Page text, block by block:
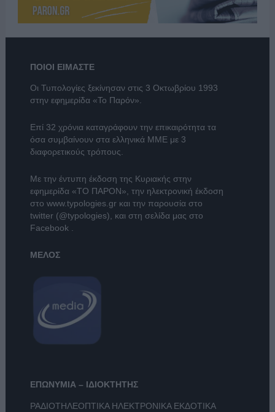
ΠΟΙΟΙ ΕΙΜΑΣΤΕ
Οι Τυπολογίες ξεκίνησαν στις 3 Οκτωβρίου 1993
στην εφημερίδα «Το Παρόν».
Επί 32 χρόνια καταγράφουν την επικαιρότητα τα
όσα συμβαίνουν στα ελληνικά ΜΜΕ με 3
διαφορετικούς τρόπους.
Με την έντυπη έκδοση της Κυριακής στην
εφημερίδα «ΤΟ ΠΑΡΟΝ» , την ηλεκτρονική έκδοση
στο www.typologies.grκαι την παρουσία στο
twitter (@typologies) , και στη σελίδα μας στο
Facebook
ΜΕΛΟΣ
ΕΠΩΝΥΜΙΑ – ΙΔΙΟΚΤΗΤΗΣ
ΡΑΔΙΟΤΗΛΕΟΠΤΙΚΑ ΗΛΕΚΤΡΟΝΙΚΑ ΕΚΔΟΤΙΚΑ